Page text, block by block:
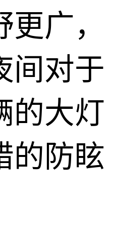
广，
间对于
的大灯
的防眩